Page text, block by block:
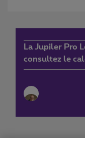
La Jupiler Pro
consultez le